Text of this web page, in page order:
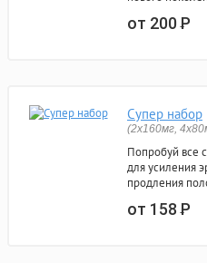
от 200Р
Супер набор
(2х160мг,
Попробуй все
для усиления
продления
от 158Р